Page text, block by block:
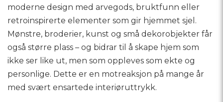
moderne design med arvegods, bruktfunn eller
retroinspirerte elementer som gir hjemmet sjel.
Mønstre, broderier, kunst og små dekorobjekter får
også større plass – og bidrar til å skape hjem som
ikke ser like ut, men som oppleves som ekte og
personlige. Dette er en motreaksjon på mange år
med svært ensartede interiøruttrykk.